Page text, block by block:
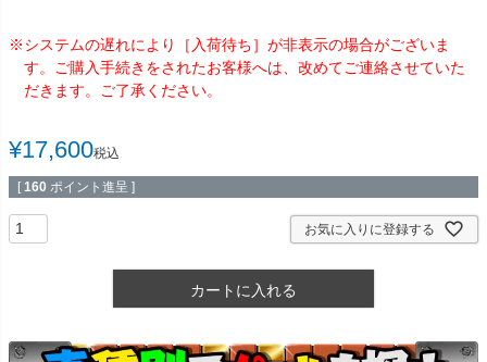
※システムの遅れにより［入荷待ち］が非表示の場合がございま
す。ご購入手続きをされたお客様へは、改めてご連絡させていた
だきます。ご了承ください。
¥17,600税込
[ 160 ポイント進呈 ]
お気に入りに登録する
カートに入れる